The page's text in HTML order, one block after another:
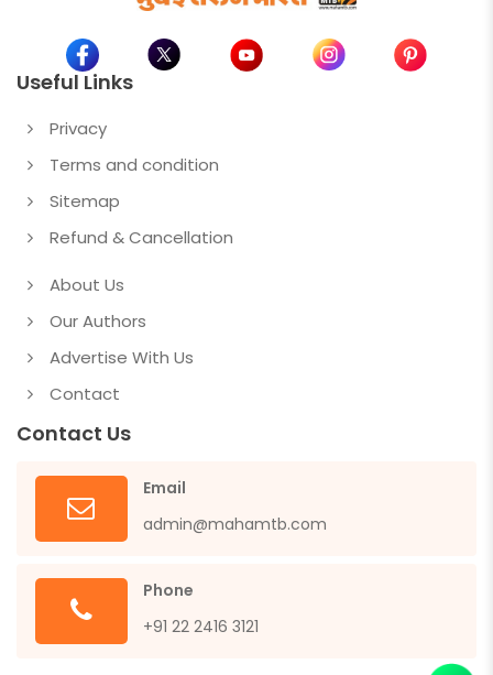
Useful Links
Privacy
Terms and condition
Sitemap
Refund & Cancellation
About Us
Our Authors
Advertise With Us
Contact
Contact Us
Email
admin@mahamtb.com
Phone
+91 22 2416 3121